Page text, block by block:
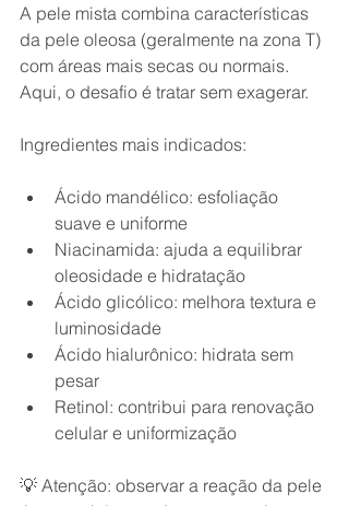
A pele mista combina características
da pele oleosa (geralmente na zona T)
com áreas mais secas ou normais.
Aqui, o desafio é tratar sem exagerar.
Ingredientes mais indicados:
Ácido mandélico: esfoliação
suave e uniforme
Niacinamida: ajuda a equilibrar
oleosidade e hidratação
Ácido glicólico: melhora textura e
luminosidade
Ácido hialurônico: hidrata sem
pesar
Retinol: contribui para renovação
celular e uniformização
💡 Atenção: observar a reação da pele